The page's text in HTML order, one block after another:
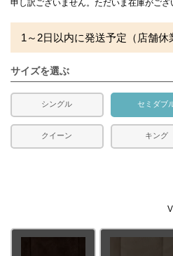
商品に破損がある場合
申し訳ございません。ただいま在庫がござ
1～2日以内に発送予定（店舗休
サイズを選ぶ
シングル セミダブ
クイーン キング